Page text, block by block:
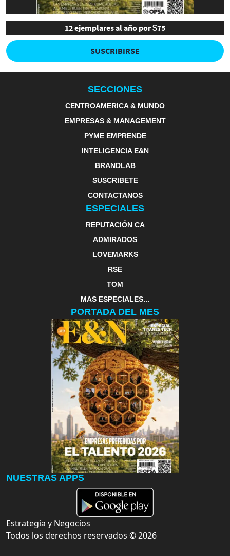
12 ejemplares al año por $75
SUSCRIBIRSE
SECCIONES
CENTROAMERICA & MUNDO
EMPRESAS & MANAGEMENT
PYME EMPRENDE
INTELIGENCIA E&N
BRANDLAB
SUSCRIBETE
CONTACTANOS
ESPECIALES
REPUTACIÓN CA
ADMIRADOS
LOVEMARKS
RSE
TOM
MAS ESPECIALES...
PORTADA DEL MES
NUESTRAS APPS
Estrategia y Negocios
Todos los derechos reservados ©2026